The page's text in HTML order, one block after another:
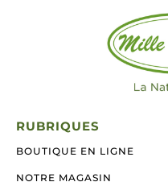
RUBRIQUES
BOUTIQUE EN LIGNE
NOTRE MAGASIN